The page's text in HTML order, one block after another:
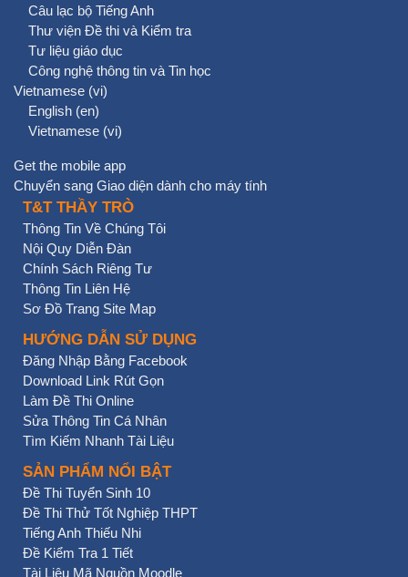
Câu lạc bộ Tiếng Anh
Thư viện Đề thi và Kiểm tra
Tư liệu giáo dục
Công nghệ thông tin và Tin học
Vietnamese ‎(vi)‎
English ‎(en)‎
Vietnamese ‎(vi)‎
Get the mobile app
Chuyển sang Giao diện dành cho máy tính
T&T THẦY TRÒ
Thông Tin Về Chúng Tôi
Nội Quy Diễn Đàn
Chính Sách Riêng Tư
Thông Tin Liên Hệ
Sơ Đồ Trang Site Map
HƯỚNG DẪN SỬ DỤNG
Đăng Nhập Bằng Facebook
Download Link Rút Gọn
Làm Đề Thi Online
Sửa Thông Tin Cá Nhân
Tìm Kiếm Nhanh Tài Liệu
SẢN PHẨM NỔI BẬT
Đề Thi Tuyển Sinh 10
Đề Thi Thử Tốt Nghiệp THPT
Tiếng Anh Thiếu Nhi
Đề Kiểm Tra 1 Tiết
Tài Liệu Mã Nguồn Moodle